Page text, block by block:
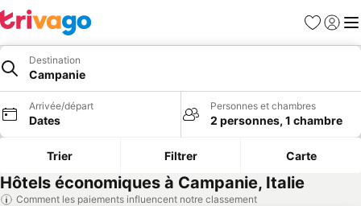
Favoris
Se
Destination
Campanie
Arrivée/départ
Dates
Personnes et chambres
2 personnes, 1 chambre
Trier Filtrer Carte
Hôtels économiques à Campanie, Italie
Comment les paiements influencent notre classement